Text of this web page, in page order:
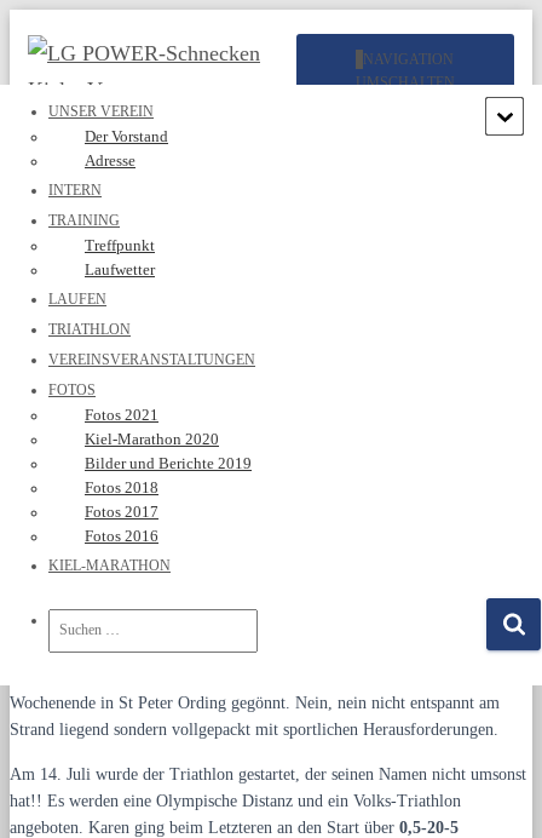
NAVIGATION
UMSCHALTEN
UNSER VEREIN
Der Vorstand
Adresse
INTERN
TRAINING
Treffpunkt
Laufwetter
LAUFEN
TRIATHLON
VEREINSVERANSTALTUNGEN
FOTOS
Fotos 2021
Kiel-Marathon 2020
Bilder und Berichte 2019
Fotos 2018
Fotos 2017
Fotos 2016
KIEL-MARATHON
e
n
a
c
h
14./15. Juli 2018, 15. Gegen den
Wind Triathlon und Lauf, St. Peter
Ording
Veröffentlicht vonKerstin Mackeprang
2019
Wochenende in St Peter Ording gegönnt. Nein, nein nicht entspannt am
Strand liegend sondern vollgepackt mit sportlichen Herausforderungen.
Am 14. Juli wurde der Triathlon gestartet, der seinen Namen nicht umsonst
hat!! Es werden eine Olympische Distanz und ein Volks-Triathlon
angeboten. Karen ging beim Letzteren an den Start über 0,5-20-5